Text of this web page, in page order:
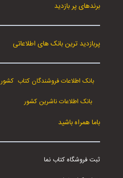
برندهای پر بازدید
پربازدید ترین بانک های اطلاعاتی
بانک اطلاعات فروشندگان کتاب کشور
بانک اطلاعات ناشرین کشور
باما همراه باشید
ثبت فروشگاه کتاب نما